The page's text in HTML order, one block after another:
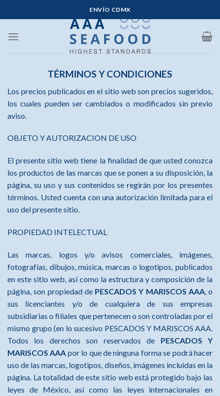
al
ENVÍO CDMX
TÉRMINOS Y CONDICIONES
Los precios publicados en el sitio web son precios sugeridos,
los cuales pueden ser cambiados o modificados sin previo
aviso.
OBJETO Y AUTORIZACION DE USO
El presente sitio web tiene la finalidad de que usted conozca
los productos de las marcas que se ponen a su disposición, la
página, su uso y sus contenidos se regirán por los presentes
términos. Usted cuenta con una autorización limitada para el
uso del presente sitio.
PROPIEDAD INTELECTUAL
Las marcas, logos y/o avisos comerciales, imágenes,
fotografías, dibujos, música, marcas o logotipos, publicados
en este sitio web, así como la estructura y composición de la
página, son propiedad de PESCADOS Y MARISCOS AAA, o
sus licenciantes y/o de cualquiera de sus empresas
subsidiarias o filiales que pertenecen o son controladas por el
mismo grupo (en lo sucesivo PESCADOS Y MARISCOS AAA.
Todos los derechos son reservados de PESCADOS Y
MARISCOS AAA por lo que de ninguna forma se podrá hacer
uso de las marcas, logotipos, diseños, imágenes incluidas en la
página. La totalidad de este sitio web está protegido bajo las
leyes de México, así como las leyes internacionales en